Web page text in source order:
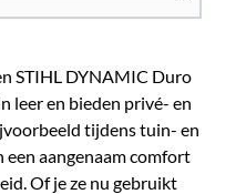
STIHL DYNAMIC Duro
leer en bieden privé- en
tijdens tuin- en
een aangenaam comfort
Of je ze nu gebruikt